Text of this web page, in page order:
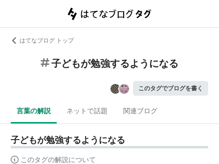
はてなブログ トップ
子どもが勉強するようになる
このタグでブログを書く
言葉の解説 ネットで話題 関連ブログ
子どもが勉強するようになる
このタグの解説について